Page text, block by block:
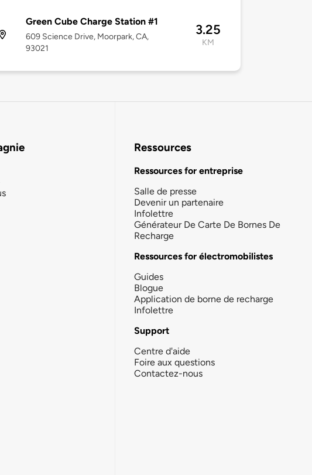
Green Cube Charge Station #1
609 Science Drive, Moorpark, CA,
93021
3.25
KM
Ressources
Ressources for entreprise
Salle de presse
Devenir un partenaire
Infolettre
Générateur De Carte De Bornes De
Recharge
Ressources for électromobilistes
Guides
Blogue
Application de borne de recharge
Infolettre
Support
Centre d'aide
Foire aux questions
Contactez-nous